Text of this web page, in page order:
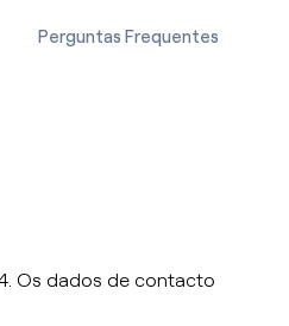
Perguntas Frequentes
Os dados de contacto